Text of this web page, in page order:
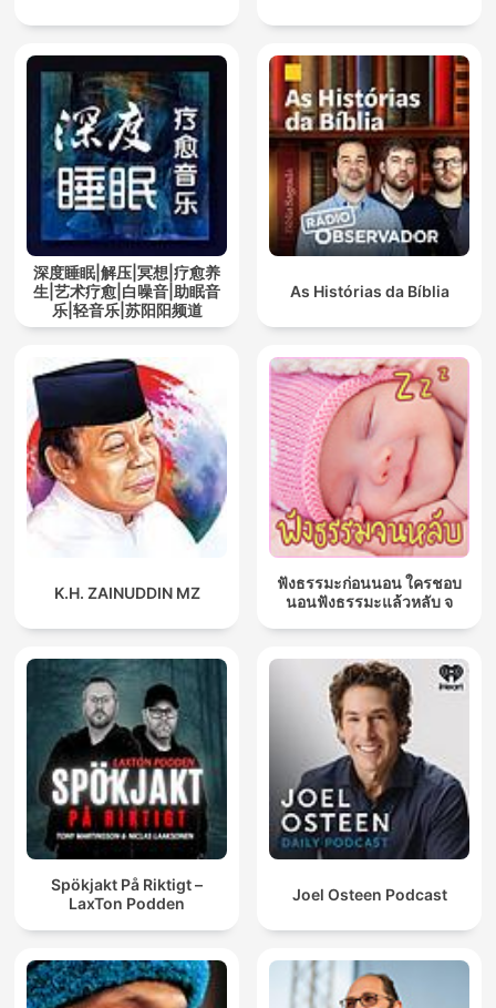
深度睡眠|解压|冥想|疗愈养
生|艺术疗愈|白噪音|助眠音
乐|轻音乐|苏阳阳频道
As Histórias da Bíblia
K.H. ZAINUDDIN MZ
ฟังธรรมะก่อนนอน ใครชอบ
นอนฟังธรรมะแล้วหลับ จ
Spökjakt På Riktigt –
LaxTon Podden
Joel Osteen Podcast